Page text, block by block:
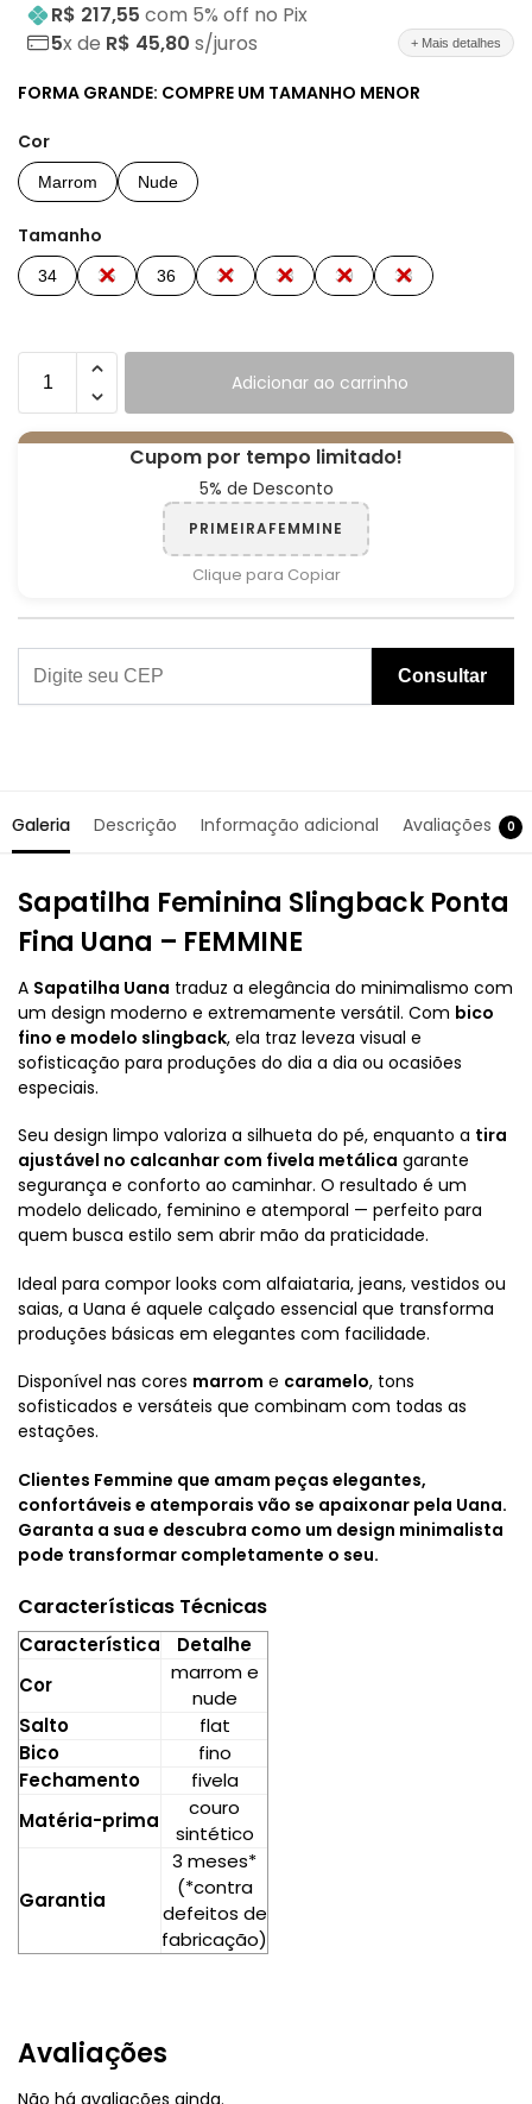
R$ 217,55 com 5% off no Pix
5x de R$ 45,80 s/juros + Mais detalhes
FORMA GRANDE: COMPRE UM TAMANHO MENOR
Cor
Marrom Nude
Tamanho
34 35 36 37 38 39 33
Adicionar ao carrinho
Cupom por tempo limitado!
5% de Desconto
PRIMEIRAFEMMINE
Clique para Copiar
Consultar
Galeria Descrição Informação adicional Avaliações 0
Sapatilha Feminina Slingback Ponta
Fina Uana – FEMMINE
A Sapatilha Uana traduz a elegância do minimalismo com
um design moderno e extremamente versátil. Com bico
fino e modelo slingback, ela traz leveza visual e
sofisticação para produções do dia a dia ou ocasiões
especiais.
Seu design limpo valoriza a silhueta do pé, enquanto a tira
ajustável no calcanhar com fivela metálica garante
segurança e conforto ao caminhar. O resultado é um
modelo delicado, feminino e atemporal — perfeito para
quem busca estilo sem abrir mão da praticidade.
Ideal para compor looks com alfaiataria, jeans, vestidos ou
saias, a Uana é aquele calçado essencial que transforma
produções básicas em elegantes com facilidade.
Disponível nas cores marrom e caramelo, tons
sofisticados e versáteis que combinam com todas as
estações.
Clientes Femmine que amam peças elegantes,
confortáveis e atemporais vão se apaixonar pela Uana.
Garanta a sua e descubra como um design minimalista
pode transformar completamente o seu.
Características Técnicas
Característica
Detalhe
Cor
marrom e
nude
Salto
flat
Bico
fino
Fechamento
fivela
Matéria-prima
couro
sintético
Garantia
3 meses*
(*contra
defeitos de
fabricação)
Avaliações